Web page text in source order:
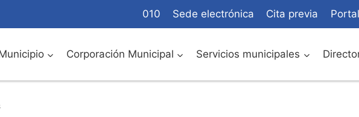
010 Sede electrónica Cita previa
Corporación Municipal Servicios municipales